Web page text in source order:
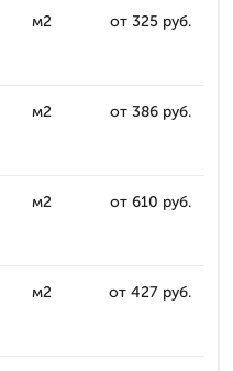
м2 от 325 руб.
м2 от 386 руб.
м2 от 610 руб.
м2 от 427 руб.